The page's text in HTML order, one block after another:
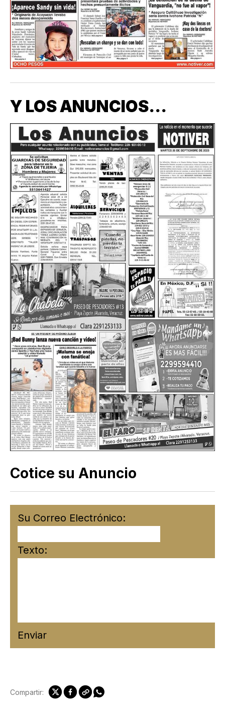
Y LOS ANUNCIOS...
Cotice su Anuncio
Su Correo Electrónico:
Texto:
Enviar
Compartir: